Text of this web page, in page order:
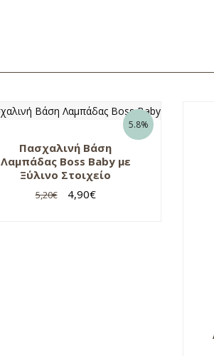
5.8%
Πασχαλινή Βάση
Λαμπάδας Boss Baby με
Ξύλινο Στοιχείο
5,20€ 4,90€